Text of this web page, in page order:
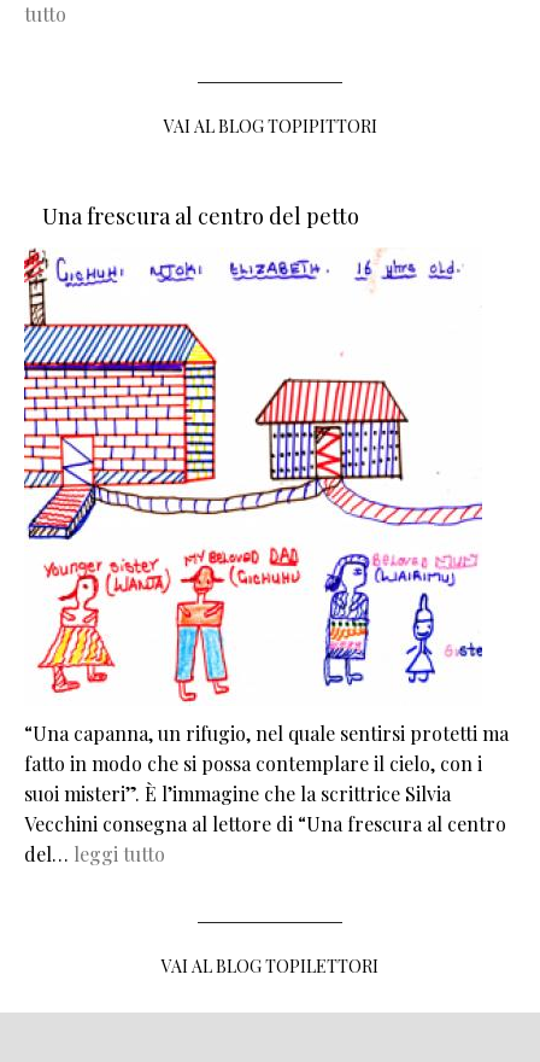
tutto
VAI AL BLOG TOPIPITTORI
Una frescura al centro del petto
“Una capanna, un rifugio, nel quale sentirsi protetti ma
fatto in modo che si possa contemplare il cielo, con i
suoi misteri”. È l’immagine che la scrittrice Silvia
Vecchini consegna al lettore di “Una frescura al centro
del… leggi tutto
VAI AL BLOG TOPILETTORI